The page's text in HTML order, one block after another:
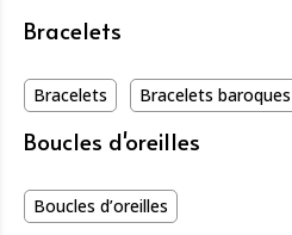
Bracelets
Bracelets Bracelets baroques
Boucles d'oreilles
Boucles d’oreilles